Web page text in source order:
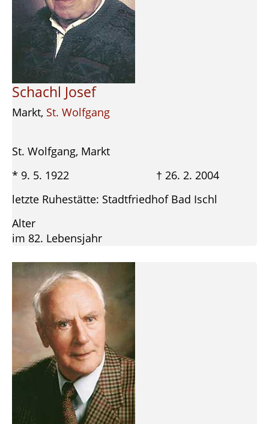
Schachl Josef
Markt, St. Wolfgang
St. Wolfgang, Markt
* 9. 5. 1922 † 26. 2. 2004
letzte Ruhestätte: Stadtfriedhof Bad Ischl
Alter
im 82. Lebensjahr